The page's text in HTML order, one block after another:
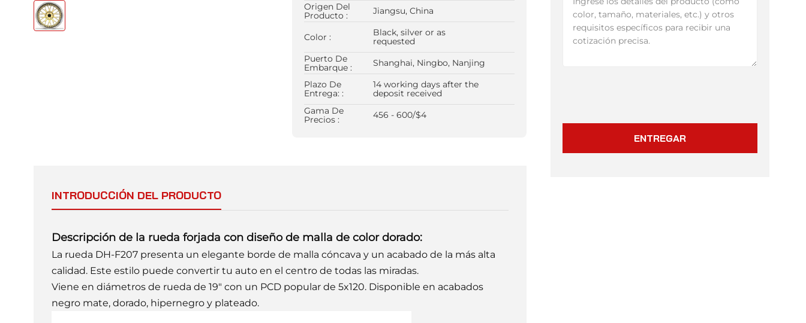
Origen Del
Producto :
Jiangsu, China
Color :
Black, silver or as
requested
Puerto De
Embarque :
Shanghai, Ningbo, Nanjing
Plazo De
Entrega: :
14 working days after the
deposit received
Gama De
Precios :
456 - 600/$4
INTRODUCCIÓN DEL PRODUCTO
Descripción de la rueda forjada con diseño de malla de color dorado:
La rueda DH-F207 presenta un elegante borde de malla cóncava y un acabado de la más alta
calidad. Este estilo puede convertir tu auto en el centro de todas las miradas.
Viene en diámetros de rueda de 19" con un PCD popular de 5x120. Disponible en acabados
negro mate, dorado, hipernegro y plateado.
ENTREGAR